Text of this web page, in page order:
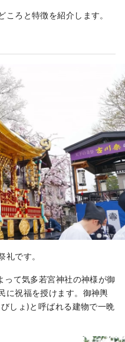
ろと特徴を紹介します。
礼です。
て気多若宮神社の神様が御
に祝福を授けます。御神輿
しょ)と呼ばれる建物で一晩